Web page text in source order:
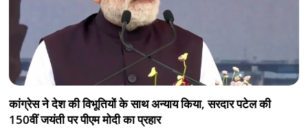
कांग्रेस ने देश की विभूतियों के साथ अन्याय किया, सरदार पटेल की
150वीं जयंती पर पीएम मोदी का प्रहार